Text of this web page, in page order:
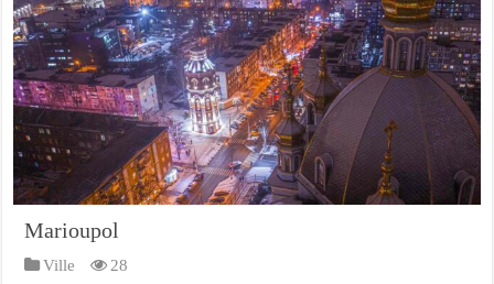
Marioupol
Ville 28